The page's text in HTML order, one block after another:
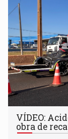
VÍDEO:
obra de